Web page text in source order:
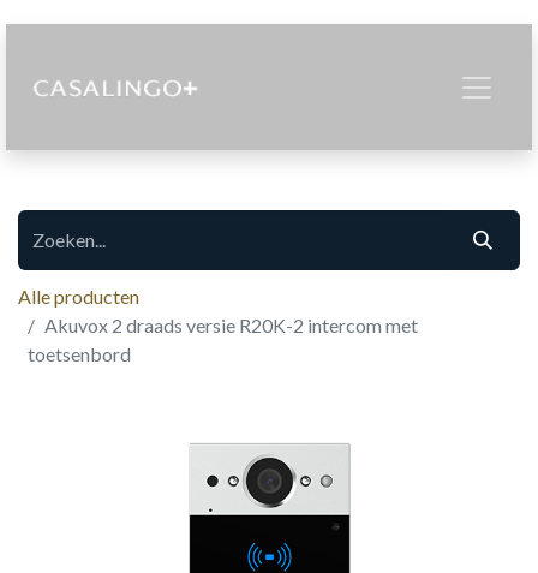
Alle producten
Akuvox 2 draads versie R20K-2 intercom met
toetsenbord